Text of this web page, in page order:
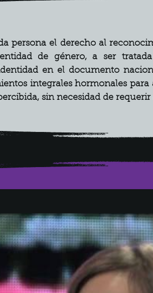
persona el derecho al
de género, a ser
en el documento
integrales hormonales
sin necesidad de